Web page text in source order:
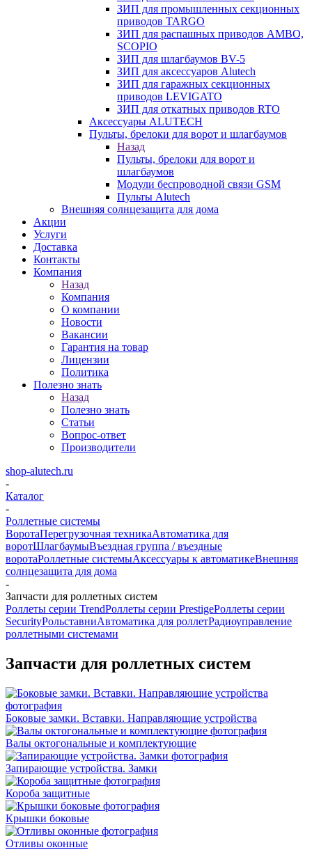
ЗИП для промышленных секционных
приводов TARGO
ЗИП для распашных приводов AMBO,
SCOPIO
ЗИП для шлагбаумов BV-5
ЗИП для аксессуаров Alutech
ЗИП для гаражных секционных
приводов LEVIGATO
ЗИП для откатных приводов RTO
Аксессуары ALUTECH
Пульты, брелоки для ворот и шлагбаумов
Назад
Пульты, брелоки для ворот и
шлагбаумов
Модули беспроводной связи GSM
Пульты Alutech
Внешняя солнцезащита для дома
Акции
Услуги
Доставка
Контакты
Компания
Назад
Компания
О компании
Новости
Вакансии
Гарантия на товар
Лицензии
Политика
Полезно знать
Назад
Полезно знать
Статьи
Вопрос-ответ
Производители
shop-alutech.ru
-
Каталог
-
Роллетные системы
ВоротаПерегрузочная техникаАвтоматика для
воротШлагбаумыВъездная группа / въездные
воротаРоллетные системыАксессуары к автоматикеВнешняя
солнцезащита для дома
-
Запчасти для роллетных систем
Роллеты серии TrendРоллеты серии PrestigeРоллеты серии
SecurityРольставниАвтоматика для роллетРадиоуправление
роллетными системами
Запчасти для роллетных систем
Боковые замки. Вставки. Направляющие устройства
Валы октогональные и комплектующие
Запирающие устройства. Замки
Короба защитные
Крышки боковые
Отливы оконные